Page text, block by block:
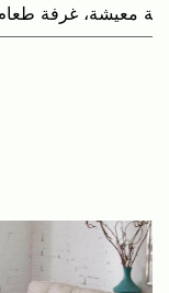
معيشة، غرفة